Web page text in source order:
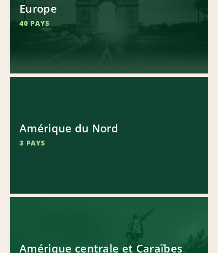
Europe
40 PAYS
Amérique du Nord
3 PAYS
Amérique centrale et Caraïbes